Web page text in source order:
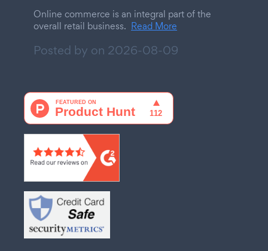
Online commerce is an integral part of the
overall retail business. Read More
Posted by on 2026-08-09